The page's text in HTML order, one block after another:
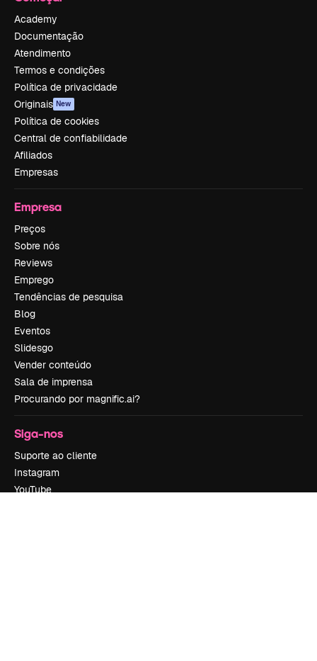
Academy
Documentação
Atendimento
Termos e condições
Política de privacidade
Originais New
Política de cookies
Central de confiabilidade
Afiliados
Empresas
Empresa
Preços
Sobre nós
Reviews
Emprego
Tendências de pesquisa
Blog
Eventos
Slidesgo
Vender conteúdo
Sala de imprensa
Procurando por magnific.ai?
Siga-nos
Suporte ao cliente
Instagram
YouTube